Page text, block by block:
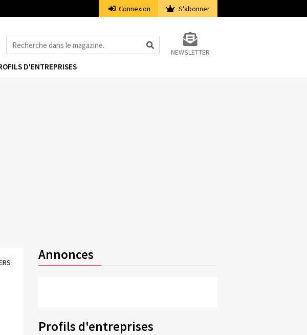
Connexion S'abonner
NEWSLETTER
D'ENTREPRISES
Annonces
Profils d'entreprises